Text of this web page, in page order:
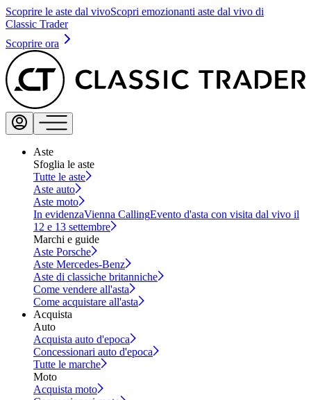
Scoprire le aste dal vivoScopri emozionanti aste dal vivo di
Classic Trader
Scoprire ora
Aste
Sfoglia le aste
Tutte le aste
Aste auto
Aste moto
In evidenzaVienna CallingEvento d'asta con visita dal vivo il
12 e 13 settembre
Marchi e guide
Aste Porsche
Aste Mercedes-Benz
Aste di classiche britanniche
Come vendere all'asta
Come acquistare all'asta
Acquista
Auto
Acquista auto d'epoca
Concessionari auto d'epoca
Tutte le marche
Moto
Acquista moto